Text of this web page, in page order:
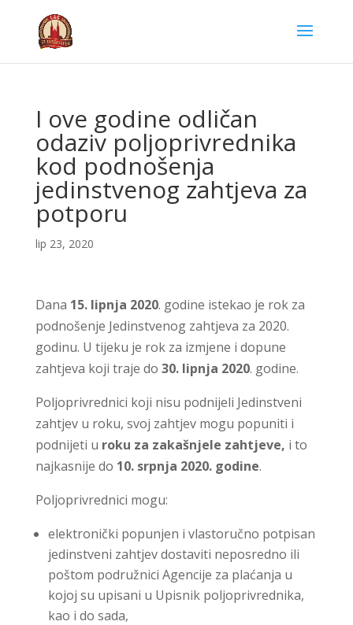
I ove godine odličan
odaziv poljoprivrednika
kod podnošenja
jedinstvenog zahtjeva za
potporu
lip 23, 2020
Dana 15. lipnja 2020. godine istekao je rok za
podnošenje Jedinstvenog zahtjeva za 2020.
godinu. U tijeku je rok za izmjene i dopune
zahtjeva koji traje do 30. lipnja 2020. godine.
Poljoprivrednici koji nisu podnijeli Jedinstveni
zahtjev u roku, svoj zahtjev mogu popuniti i
podnijeti u roku za zakašnjele zahtjeve, i to
najkasnije do 10. srpnja 2020. godine.
Poljoprivrednici mogu:
elektronički popunjen i vlastoručno potpisan
jedinstveni zahtjev dostaviti neposredno ili
poštom podružnici Agencije za plaćanja u
kojoj su upisani u Upisnik poljoprivrednika,
kao i do sada,